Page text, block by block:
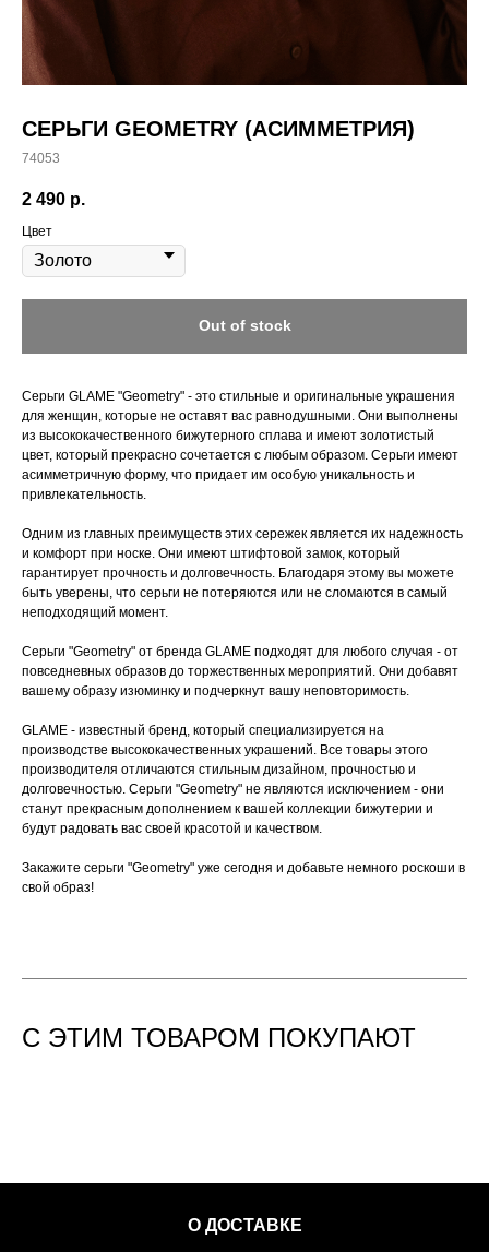
СЕРЬГИ GEOMETRY (АСИММЕТРИЯ)
74053
2 490 р.
Цвет
Out of stock
Серьги GLAME "Geometry" - это стильные и оригинальные украшения
для женщин, которые не оставят вас равнодушными. Они выполнены
из высококачественного бижутерного сплава и имеют золотистый
цвет, который прекрасно сочетается с любым образом. Серьги имеют
асимметричную форму, что придает им особую уникальность и
привлекательность.
Одним из главных преимуществ этих сережек является их надежность
и комфорт при носке. Они имеют штифтовой замок, который
гарантирует прочность и долговечность. Благодаря этому вы можете
быть уверены, что серьги не потеряются или не сломаются в самый
неподходящий момент.
Серьги "Geometry" от бренда GLAME подходят для любого случая - от
повседневных образов до торжественных мероприятий. Они добавят
вашему образу изюминку и подчеркнут вашу неповторимость.
GLAME - известный бренд, который специализируется на
производстве высококачественных украшений. Все товары этого
производителя отличаются стильным дизайном, прочностью и
долговечностью. Серьги "Geometry" не являются исключением - они
станут прекрасным дополнением к вашей коллекции бижутерии и
будут радовать вас своей красотой и качеством.
Закажите серьги "Geometry" уже сегодня и добавьте немного роскоши в
свой образ!
С ЭТИМ ТОВАРОМ ПОКУПАЮТ
О ДОСТАВКЕ